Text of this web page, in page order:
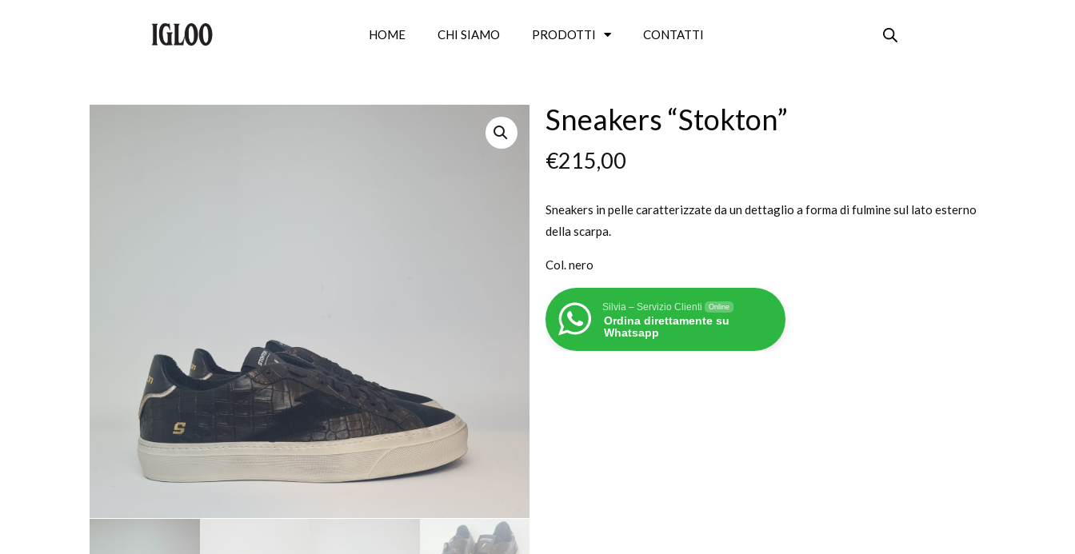
HOME CHI SIAMO PRODOTTI CONTATTI
Sneakers “Stokton”
€215,00
Sneakers in pelle caratterizzate da un dettaglio a forma di fulmine sul lato esterno
della scarpa.
Col. nero
Silvia – Servizio Clienti Online
Ordina direttamente su
Whatsapp